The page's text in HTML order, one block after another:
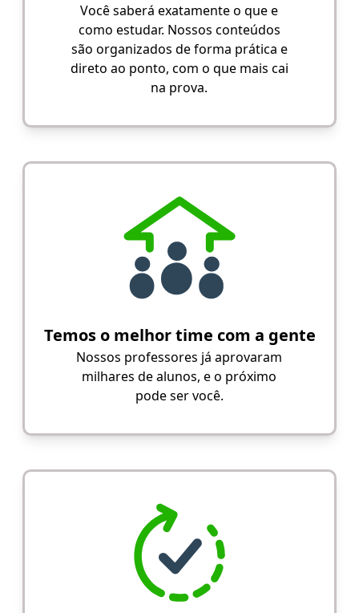
Você saberá exatamente o que e
como estudar. Nossos conteúdos
são organizados de forma prática e
direto ao ponto, com o que mais cai
na prova.
Temos o melhor time com a gente
Nossos professores já aprovaram
milhares de alunos, e o próximo
pode ser você.